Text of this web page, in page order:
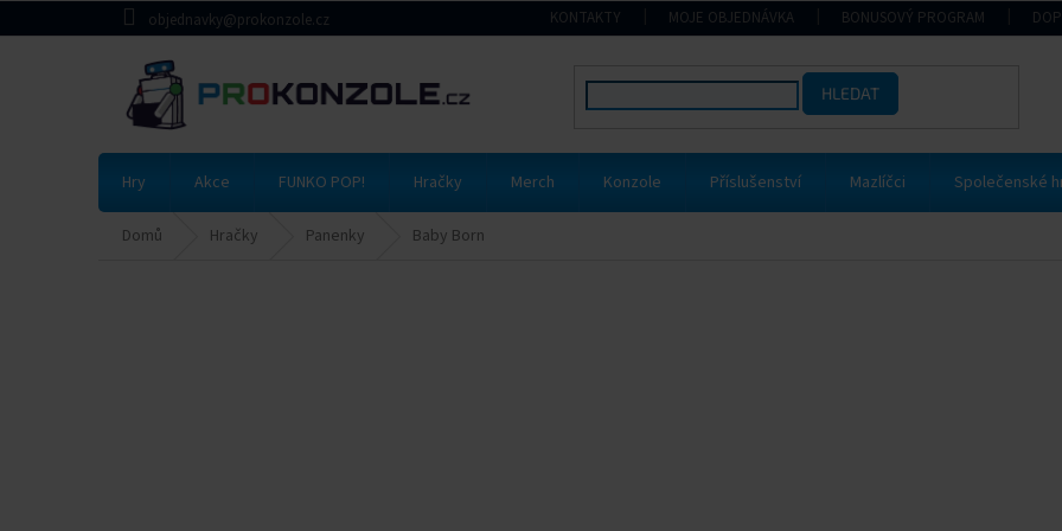
na
objednavky@prokonzole.cz KONTAKTY MOJE OBJEDNÁVKA BONUSOVÝ PROGRAM
HLEDAT
Hry Akce FUNKO POP! Hračky Merch Konzole Příslušenství Mazlíčci Společenské
Domů Hračky Panenky Baby Born